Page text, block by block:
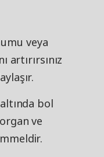
veya
artırırsınız
bol
ve